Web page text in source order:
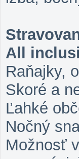
All
Raňajky,
Skoré a
Ľahké
Nočný
Možnosť